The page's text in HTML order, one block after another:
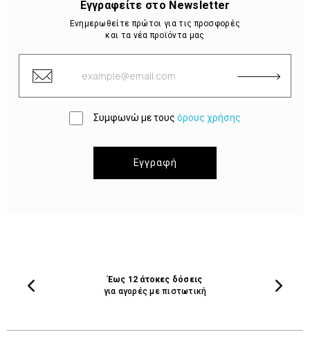
Εγγραφείτε στο Newsletter
Ενημερωθείτε πρώτοι για τις προσφορές
και τα νέα προϊόντα μας
Συμφωνώ με τους όρους χρήσης
Εγγραφή
Έως 12 άτοκες δόσεις
για αγορές με πιστωτική